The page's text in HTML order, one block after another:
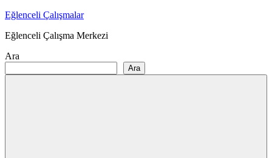
Skip
content
Eğlenceli Çalışmalar
Eğlenceli Çalışma Merkezi
Ara
Ara